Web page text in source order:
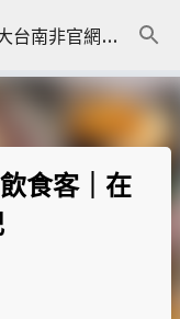
樂活台南｜旅遊、美食、生活｜大台南非官網｜tainanlohas.cc
食客｜在